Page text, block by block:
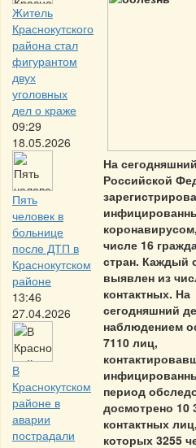
Житель
Краснокутского
района стал
фигурантом
двух
уголовных
дел о краже
09:29
18.05.2026
Пять
человек в
больнице
после ДТП в
Краснокутском
районе
13:46
27.04.2026
В
Краснокутском
районе в
аварии
пострадали
На
Российской
числе 16
стран. Каждый
выявлен из
контактных. На
сегодняшний
наблюдением
7110 лиц,
период
досмотрено 10
контактных
которых 3255